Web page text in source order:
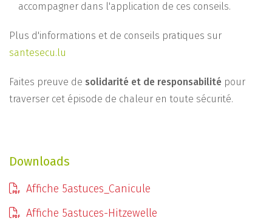
accompagner dans l'application de ces conseils.
Plus d'informations et de conseils pratiques sur
santesecu.lu
Faites preuve de solidarité et de responsabilité pour
traverser cet épisode de chaleur en toute sécurité.
Downloads
Affiche 5astuces_Canicule
Affiche 5astuces-Hitzewelle